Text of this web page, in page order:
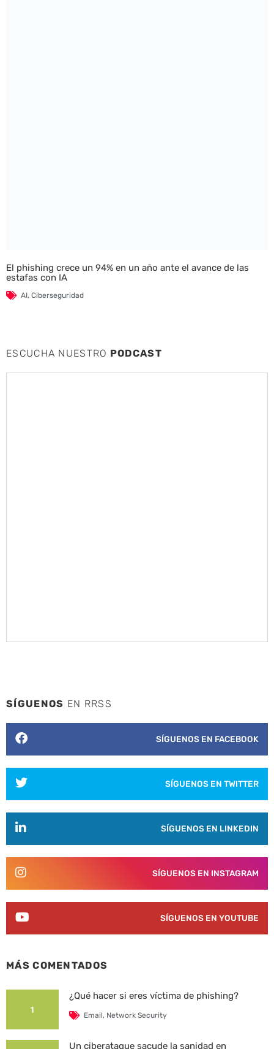
El phishing crece un 94% en un año ante el avance de las
estafas con IA
AI, Ciberseguridad
ESCUCHA NUESTRO PODCAST
SÍGUENOS EN RRSS
SÍGUENOS EN FACEBOOK
SÍGUENOS EN TWITTER
SÍGUENOS EN LINKEDIN
SÍGUENOS EN INSTAGRAM
SÍGUENOS EN YOUTUBE
MÁS COMENTADOS
1
¿Qué hacer si eres víctima de phishing?
Email, Network Security
Un ciberataque sacude la sanidad en